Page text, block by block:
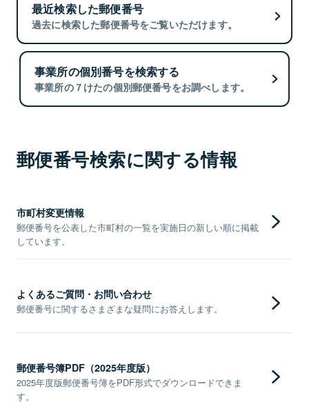
最近検索した郵便番号
過去に検索した郵便番号をご覧いただけます。
事業所の個別番号を検索する
事業所の７けたの個別郵便番号をお調べします。
郵便番号検索に関する情報
市町村変更情報
郵便番号を公表した市町村の一覧を実施日の新しい順に掲載
しています。
よくあるご質問・お問い合わせ
郵便番号に関するさまざまな疑問にお答えします。
郵便番号簿PDF（2025年度版）
2025年度版郵便番号簿をPDF形式でダウンロードできま
す。